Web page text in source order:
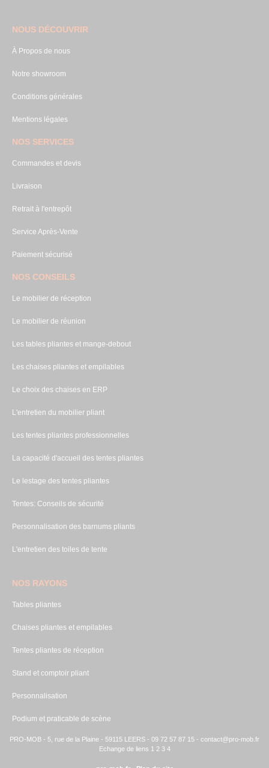
NOUS DÉCOUVRIR
À Propos de nous
Notre showroom
Conditions générales
Mentions légales
NOS SERVICES
Commandes et devis
Livraison
Retrait à l'entrepôt
Service Après-Vente
Paiement sécurisé
NOS CONSEILS
Le mobilier de réception
Le mobilier de réunion
Les tables pliantes et mange-debout
Les chaises pliantes et empilables
Le choix des chaises en ERP
L'entretien du mobilier pliant
Les tentes pliantes professionnelles
La capacité d'accueil des tentes pliantes
Le lestage des tentes pliantes
Tentes: Conseils de sécurité
Personnalisation des barnums pliants
L'entretien des toiles de tente
NOS RAYONS
Tables pliantes
Chaises pliantes et empilables
Tentes pliantes de réception
Stand et comptoir pliant
Personnalisation
Podium et praticable de scène
PRO-MOB - 5, rue de la Plaine - 59115 LEERS - 09 72 57 87 15 - contact@pro-mob.fr
Echange de liens 1 2 3 4